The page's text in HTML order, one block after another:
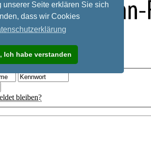
unserer Seite erklären Sie sich
dass wir Cookies
Ich habe verstanden
bleiben?